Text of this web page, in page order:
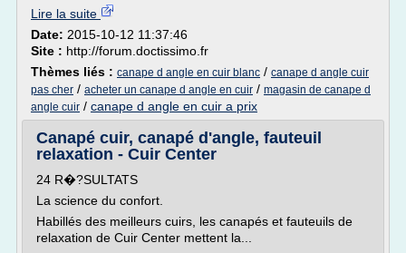
Lire la suite
Date: 2015-10-12 11:37:46
Site : http://forum.doctissimo.fr
Thèmes liés : canape d angle en cuir blanc / canape d angle cuir
pas cher / acheter un canape d angle en cuir / magasin de canape d
angle cuir / canape d angle en cuir a prix
Canapé cuir, canapé d'angle, fauteuil
relaxation - Cuir Center
24 R�?SULTATS
La science du confort.
Habillés des meilleurs cuirs, les canapés et fauteuils de
relaxation de Cuir Center mettent la...